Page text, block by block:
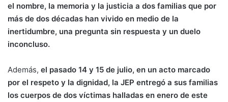
el nombre, la memoria y la justicia a dos familias que por
más de dos décadas han vivido en medio de la
inertidumbre, una pregunta sin respuesta y un duelo
inconcluso.
Además, el pasado 14 y 15 de julio, en un acto marcado
por el respeto y la dignidad, la JEP entregó a sus familias
los cuerpos de dos víctimas halladas en enero de este